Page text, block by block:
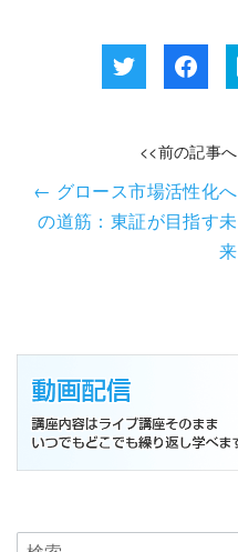
<<前の記事へ
← グロース市場活性化へ
の道筋：東証が目指す未
来